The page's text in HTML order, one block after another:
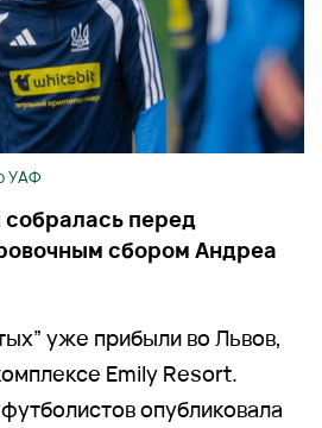
УАФ
перед
сбором Андреа
уже прибыли во Львов,
Emily Resort.
опубликовала